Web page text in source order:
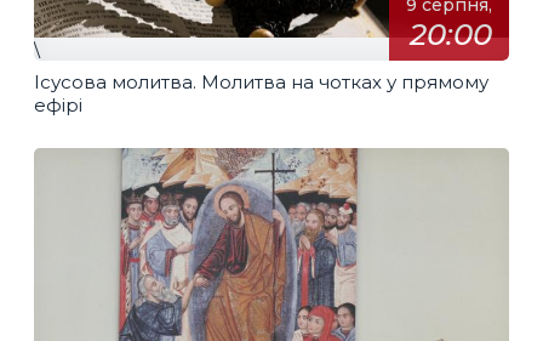
9 серпня,
20:00
\
Ісусова молитва. Молитва на чотках у прямому
ефірі